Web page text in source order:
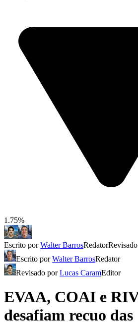
1.75%
Escrito porWalter BarrosRedator
Escrito porWalter BarrosRedator
Revisado porLucas CaramEditor
EVAA, COAI e
desafiam recuo das